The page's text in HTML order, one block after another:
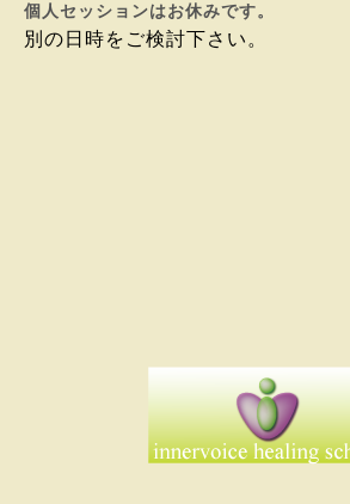
個人セッションはお休みです。
別の日時をご検討下さい。